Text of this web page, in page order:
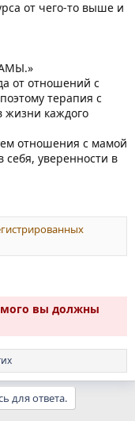
от чего-то выше и
от отношений с
терапия с
каждого
отношения с мамой
уверенности в
вы должны
для ответа.